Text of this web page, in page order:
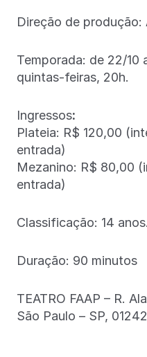
Direção de produção:
Temporada: de 22/10
quintas-feiras, 20h.
Ingressos:
Plateia: R$ 120,00
entrada)
Mezanino: R$ 80,00
entrada)
Classificação: 14 anos.
Duração: 90 minutos
TEATRO FAAP – R.
São Paulo – SP,